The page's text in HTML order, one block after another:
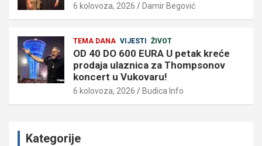
6 kolovoza, 2026 Damir Begović
TEMA DANA VIJESTI ŽIVOT
OD 40 DO 600 EURA U petak kreće
prodaja ulaznica za Thompsonov
koncert u Vukovaru!
6 kolovoza, 2026 Budica Info
Kategorije